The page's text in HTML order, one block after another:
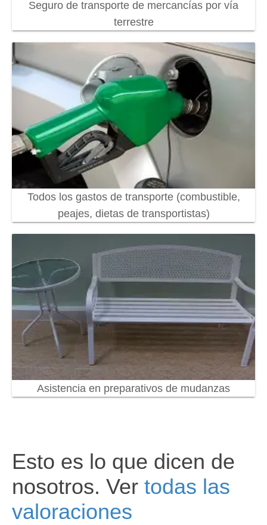
Seguro de transporte de mercancías por vía
terrestre
Todos los gastos de transporte (combustible,
peajes, dietas de transportistas)
Asistencia en preparativos de mudanzas
Esto es lo que dicen de
nosotros. Ver todas las
valoraciones